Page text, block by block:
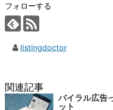
フォローする
listingdoctor
関連記事
バイラル広告
ット